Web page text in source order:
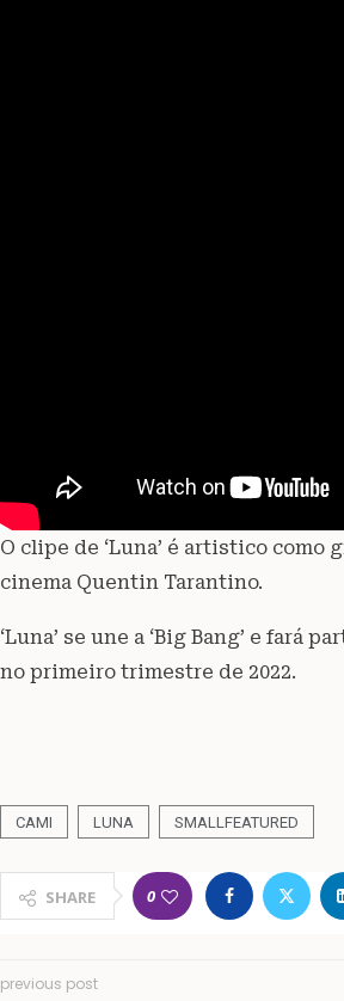
O clipe de ‘Luna’ é artistico
cinema Quentin Tarantino.
‘Luna’ se une a ‘Big Bang’ e
no primeiro trimestre de 2022.
CAMI LUNA SMALLFEATURED
SHARE 0
previous post